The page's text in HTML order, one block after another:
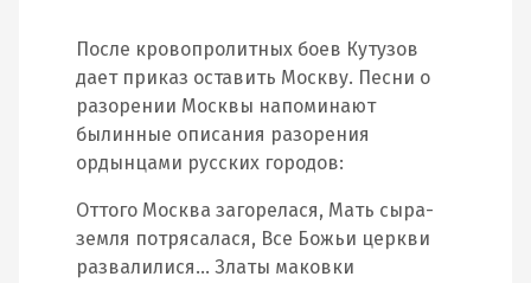
После кровопролитных боев Кутузов
дает приказ оставить Москву. Песни о
разорении Москвы напоминают
былинные описания разорения
ордынцами русских городов:
Оттого Москва загорелася, Мать сыра-
земля потрясалася, Все Божьи церкви
развалилися… Златы маковки